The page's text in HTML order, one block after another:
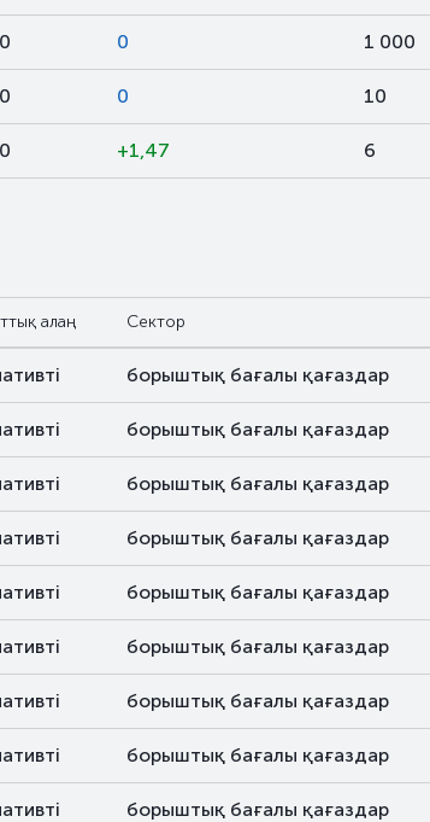
0 1 000
0 10
+1,47 6
алаң Сектор
борыштық бағалы қағаздар
борыштық бағалы қағаздар
борыштық бағалы қағаздар
борыштық бағалы қағаздар
борыштық бағалы қағаздар
борыштық бағалы қағаздар
борыштық бағалы қағаздар
борыштық бағалы қағаздар
борыштық бағалы қағаздар